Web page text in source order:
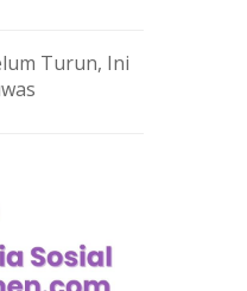
Turun, Ini